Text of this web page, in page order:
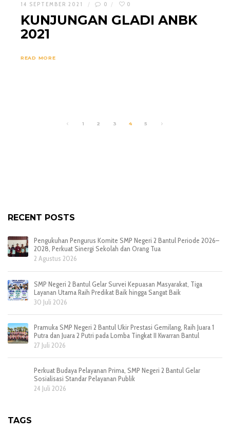
14 SEPTEMBER 2021 0 0
KUNJUNGAN GLADI ANBK
2021
READ MORE
1 2 3 4 5
RECENT POSTS
Pengukuhan Pengurus Komite SMP Negeri 2 Bantul Periode 2026–
2028, Perkuat Sinergi Sekolah dan Orang Tua
2 Agustus 2026
SMP Negeri 2 Bantul Gelar Survei Kepuasan Masyarakat, Tiga
Layanan Utama Raih Predikat Baik hingga Sangat Baik
30 Juli 2026
Pramuka SMP Negeri 2 Bantul Ukir Prestasi Gemilang, Raih Juara 1
Putra dan Juara 2 Putri pada Lomba Tingkat II Kwarran Bantul
27 Juli 2026
Perkuat Budaya Pelayanan Prima, SMP Negeri 2 Bantul Gelar
Sosialisasi Standar Pelayanan Publik
24 Juli 2026
TAGS